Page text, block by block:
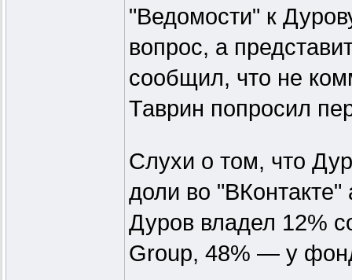
"Ведомости" к
вопрос, а
сообщил, что не
Таврин попросил
Слухи о том, что
доли во "ВКонтакте"
Дуров владел 12%
Group, 48% — у